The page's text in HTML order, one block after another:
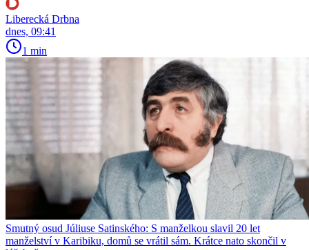
Liberecká Drbna
dnes, 09:41
1 min
Smutný osud Júliuse Satinského: S manželkou slavil 20 let
manželství v Karibiku, domů se vrátil sám. Krátce nato skončil v